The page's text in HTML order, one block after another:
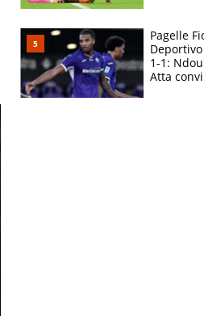
Pagelle
1-1:
Atta